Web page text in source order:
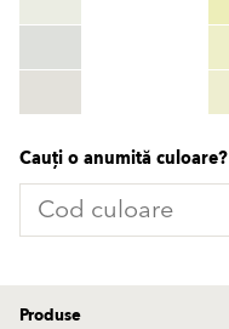
HEX:hex_code
TSR:tsr_code
Mai multe informații
Cauți o anumită culoare?
Produse